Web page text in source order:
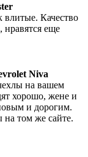
влитые. Качество
еще
Niva
на вашем
хорошо, жене и
и дорогим.
на том же сайте.